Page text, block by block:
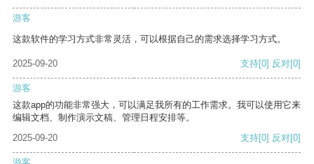
游客
这款软件的学习方式非常灵活，可以根据自己的需求选择学习方式。
2025-09-20 支持[0] 反对[0]
游客
这款app的功能非常强大，可以满足我所有的工作需求。我可以使用它来
编辑文档、制作演示文稿、管理日程安排等。
2025-09-20
支持[0] 反对[0]